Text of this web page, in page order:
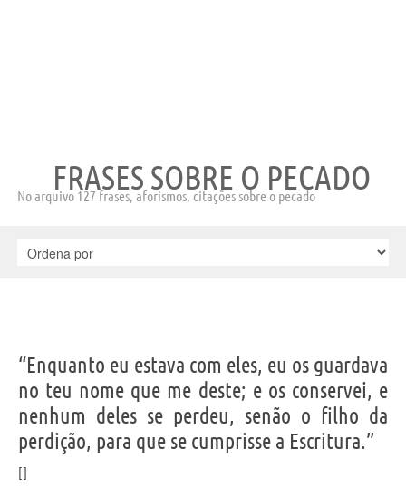
FRASES SOBRE O PECADO
No arquivo 127 frases, aforismos, citações sobre o pecado
“Enquanto eu estava com eles, eu os guardava
no teu nome que me deste; e os conservei, e
nenhum deles se perdeu, senão o filho da
perdição, para que se cumprisse a Escritura.”